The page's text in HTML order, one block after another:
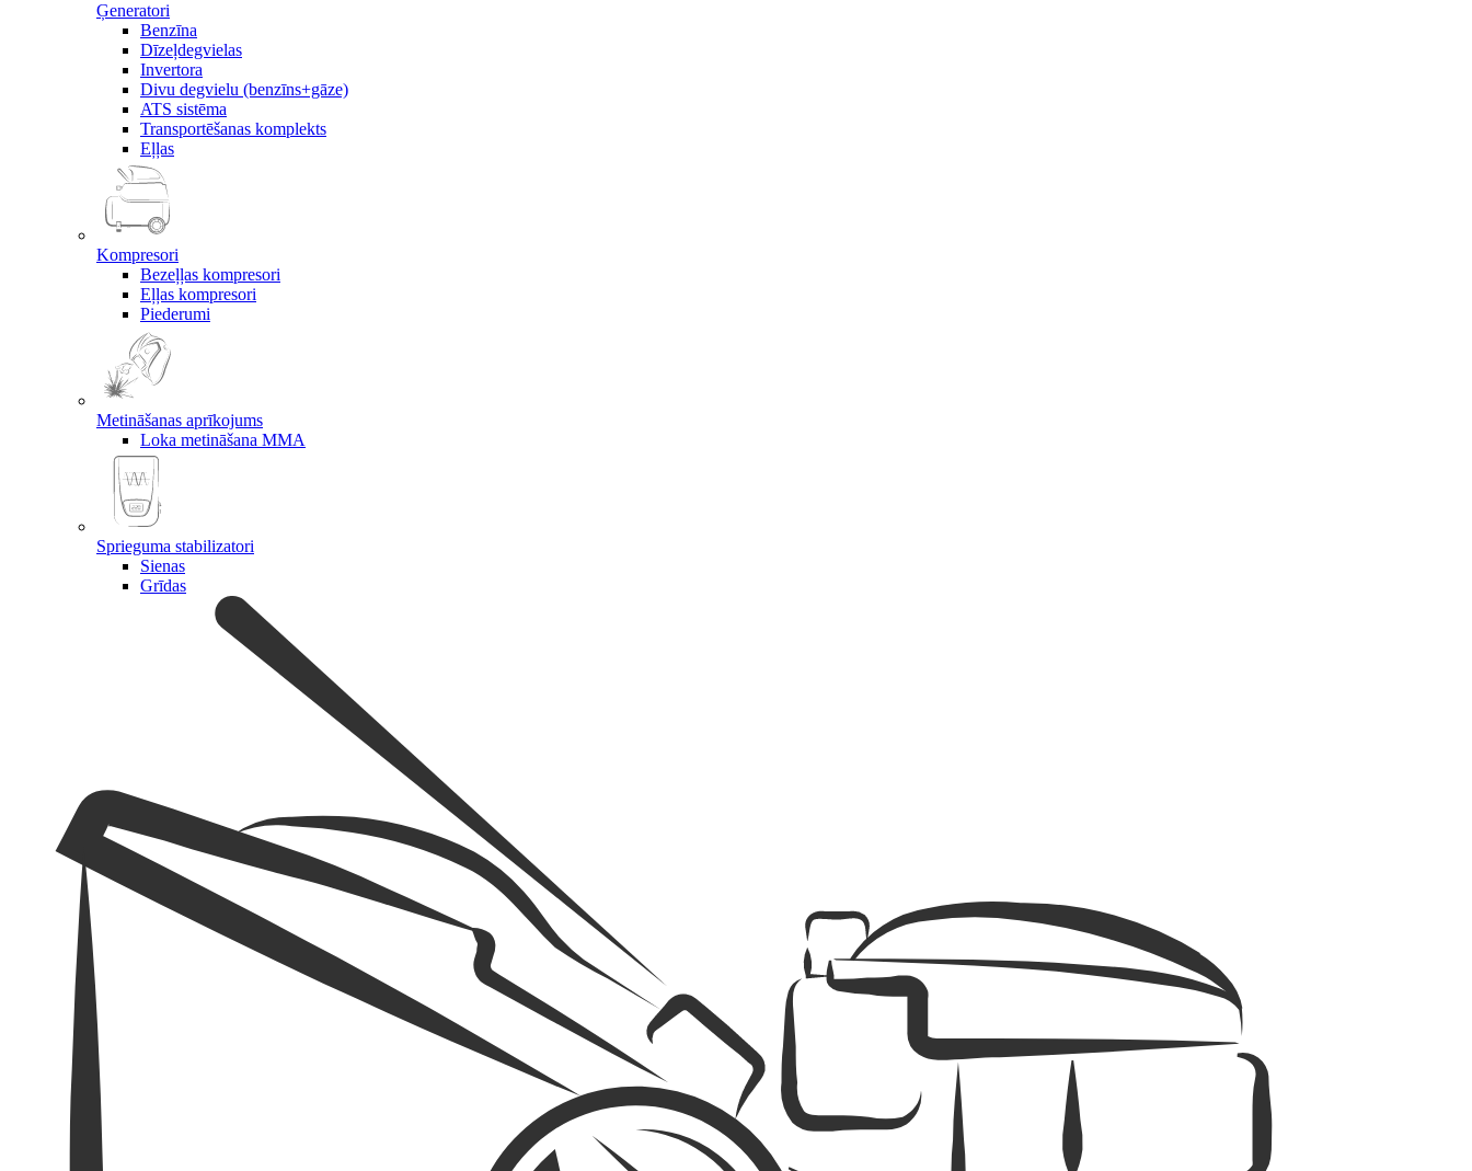
Ģeneratori
Benzīna
Dīzeļdegvielas
Invertora
Divu degvielu (benzīns+gāze)
ATS sistēma
Transportēšanas komplekts
Eļļas
Kompresori
Bezeļļas kompresori
Eļļas kompresori
Piederumi
Metināšanas aprīkojums
Loka metināšana MMA
Sprieguma stabilizatori
Sienas
Grīdas